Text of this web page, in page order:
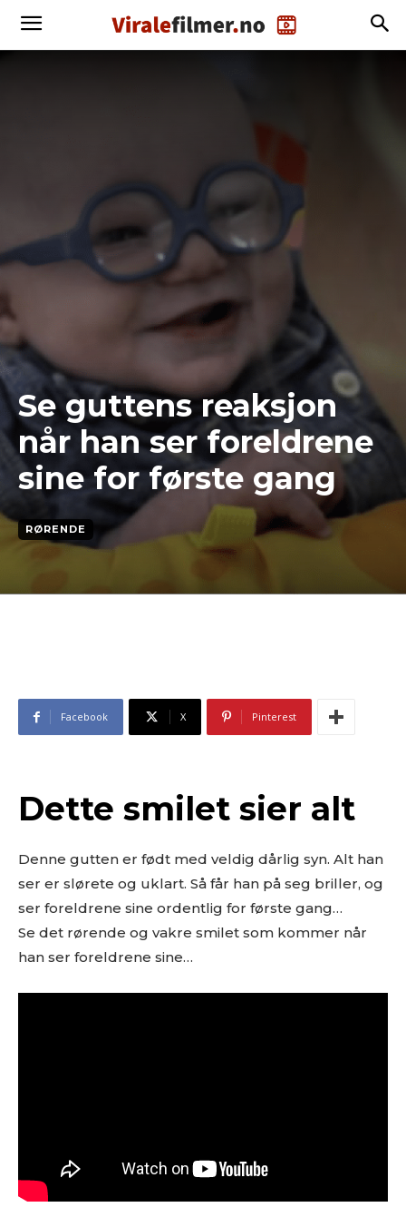
Se guttens reaksjon
når han ser foreldrene
sine for første gang
RØRENDE
Facebook X Pinterest
Dette smilet sier alt
Denne gutten er født med veldig dårlig syn. Alt han
ser er slørete og uklart. Så får han på seg briller, og
ser foreldrene sine ordentlig for første gang…
Se det rørende og vakre smilet som kommer når
han ser foreldrene sine…